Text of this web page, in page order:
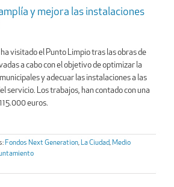
y mejora las instalaciones
visitado el Punto Limpio tras las obras de
a cabo con el objetivo de optimizar la
y adecuar las instalaciones a las
servicio. Los trabajos, han contado con una
euros.
Fondos Next Generation,La Ciudad,Medio